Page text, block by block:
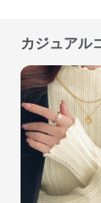
カジュアル